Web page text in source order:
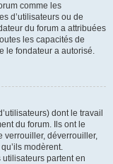
comme les
d’utilisateurs ou de
du forum a attribuées
les capacités de
le fondateur a autorisé.
dont le travail
du forum. Ils ont le
verrouiller, déverrouiller,
modèrent.
partent en